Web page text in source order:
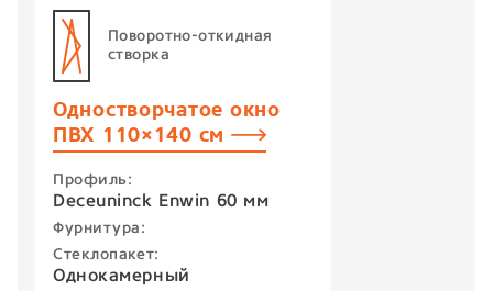
Поворотно-откидная
створка
Одностворчатое окно
ПВХ 110×140 см
Профиль:
Deceuninck Enwin 60 мм
Фурнитура:
Стеклопакет:
Однокамерный